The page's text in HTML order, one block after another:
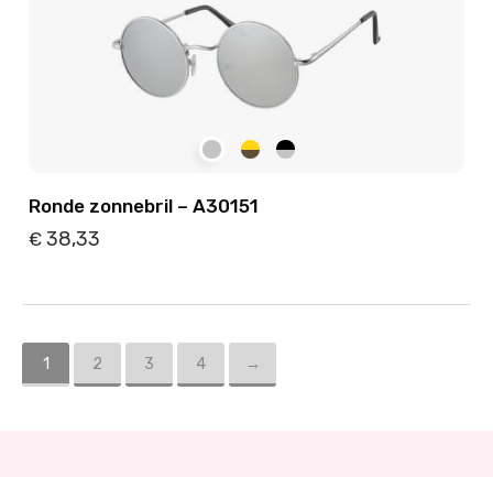
Ronde zonnebril – A30151
€38,33
Details Toevoegen
1 2 3 4 →